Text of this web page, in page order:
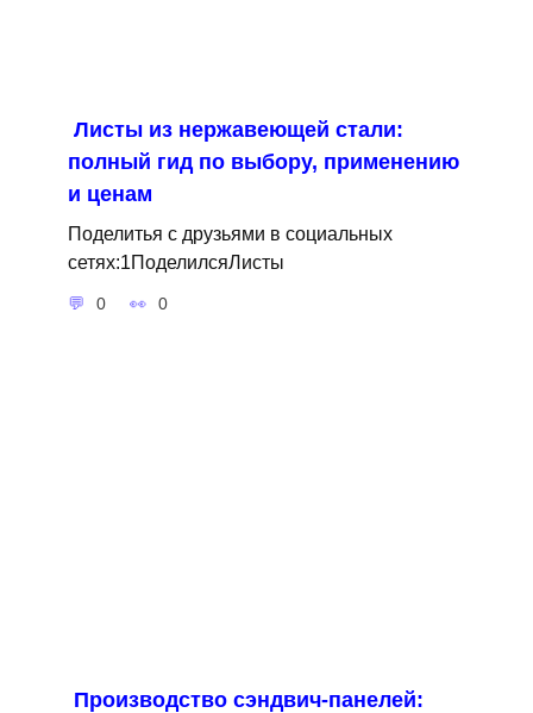
Листы из нержавеющей стали:
полный гид по выбору, применению
и ценам
Поделитья с друзьями в социальных
сетях:1ПоделилсяЛисты
0 0
Производство сэндвич-панелей: